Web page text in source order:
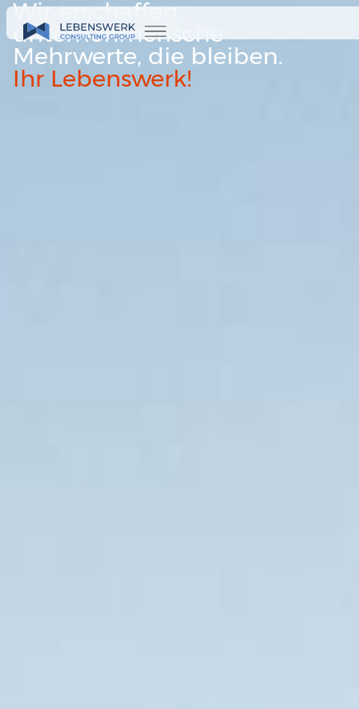
Wir erschaffen
unternehmerische
Mehrwerte, die bleiben.
Ihr Lebenswerk!